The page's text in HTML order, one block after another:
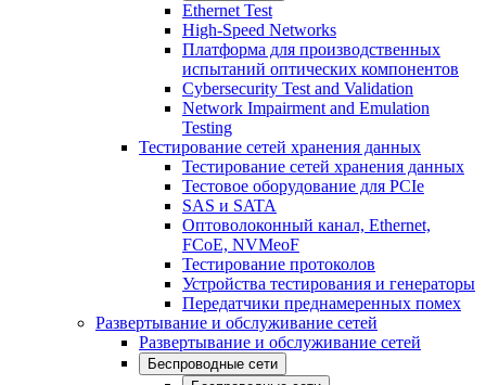
Ethernet Test
High-Speed Networks
Платформа для производственных
испытаний оптических компонентов
Cybersecurity Test and Validation
Network Impairment and Emulation
Testing
Тестирование сетей хранения данных
Тестирование сетей хранения данных
Тестовое оборудование для PCIe
SAS и SATA
Оптоволоконный канал, Ethernet,
FCoE, NVMeoF
Тестирование протоколов
Устройства тестирования и генераторы
Передатчики преднамеренных помех
Развертывание и обслуживание сетей
Развертывание и обслуживание сетей
Беспроводные сети